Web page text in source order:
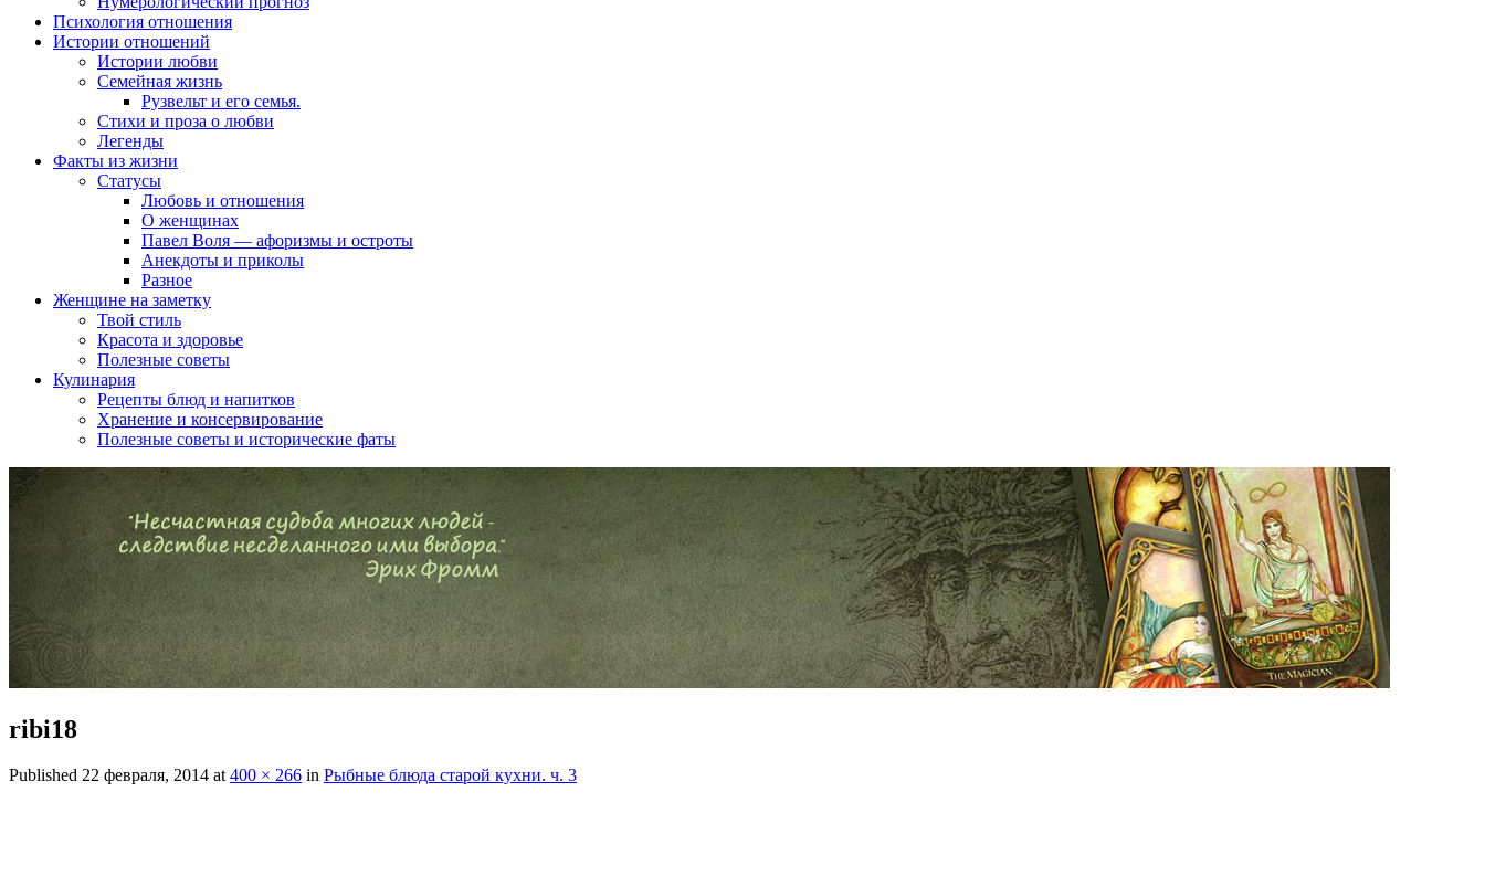
Психология отношения
Истории отношений
Истории любви
Семейная жизнь
Рузвельт и его семья.
Стихи и проза о любви
Легенды
Факты из жизни
Статусы
Любовь и отношения
О женщинах
Павел Воля — афоризмы и остроты
Анекдоты и приколы
Разное
Женщине на заметку
Твой стиль
Красота и здоровье
Полезные советы
Кулинария
Рецепты блюд и напитков
Хранение и консервирование
Полезные советы и исторические фаты
ribi18
Published 22 февраля, 2014 at400 × 266 in Рыбные блюда старой кухни. ч. 3